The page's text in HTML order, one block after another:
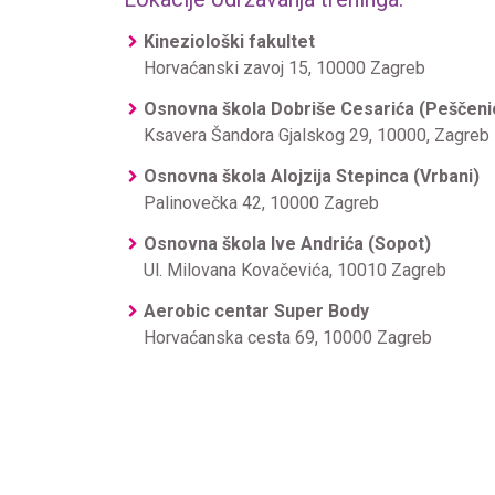
Kineziološki fakultet
Horvaćanski zavoj 15, 10000 Zagreb
Osnovna škola Dobriše Cesarića
Ksavera Šandora Gjalskog 29, 10000, Zagreb
Osnovna škola Alojzija Stepinca (Vrbani)
Palinovečka 42, 10000 Zagreb
Osnovna škola Ive Andrića (Sopot)
Ul. Milovana Kovačevića, 10010 Zagreb
Aerobic centar Super Body
Horvaćanska cesta 69, 10000 Zagreb